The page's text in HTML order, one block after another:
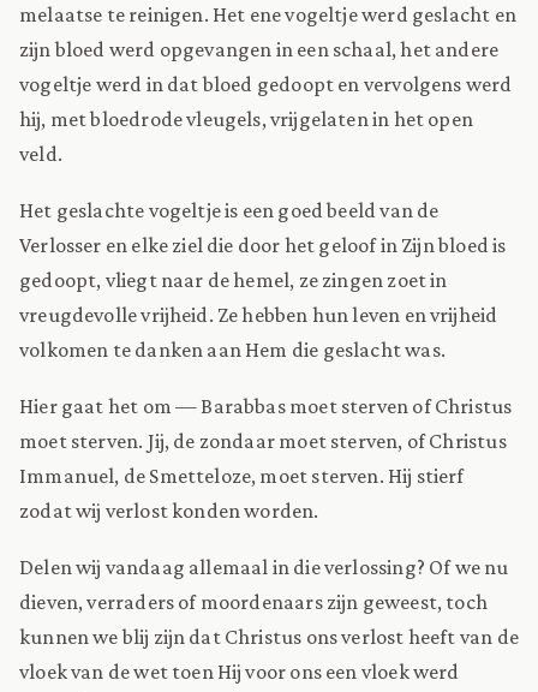
melaatse te reinigen. Het ene vogeltje werd geslacht en
zijn bloed werd opgevangen in een schaal, het andere
vogeltje werd in dat bloed gedoopt en vervolgens werd
hij, met bloedrode vleugels, vrijgelaten in het open
veld.
Het geslachte vogeltje is een goed beeld van de
Verlosser en elke ziel die door het geloof in Zijn bloed is
gedoopt, vliegt naar de hemel, ze zingen zoet in
vreugdevolle vrijheid. Ze hebben hun leven en vrijheid
volkomen te danken aan Hem die geslacht was.
Hier gaat het om — Barabbas moet sterven of Christus
moet sterven. Jij, de zondaar moet sterven, of Christus
Immanuel, de Smetteloze, moet sterven. Hij stierf
zodat wij verlost konden worden.
Delen wij vandaag allemaal in die verlossing? Of we nu
dieven, verraders of moordenaars zijn geweest, toch
kunnen we blij zijn dat Christus ons verlost heeft van de
vloek van de wet toen Hij voor ons een vloek werd